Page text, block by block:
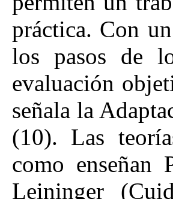
práctica. Con
los pasos de
evaluación
señala la
(10). Las
como enseñan
Leininger